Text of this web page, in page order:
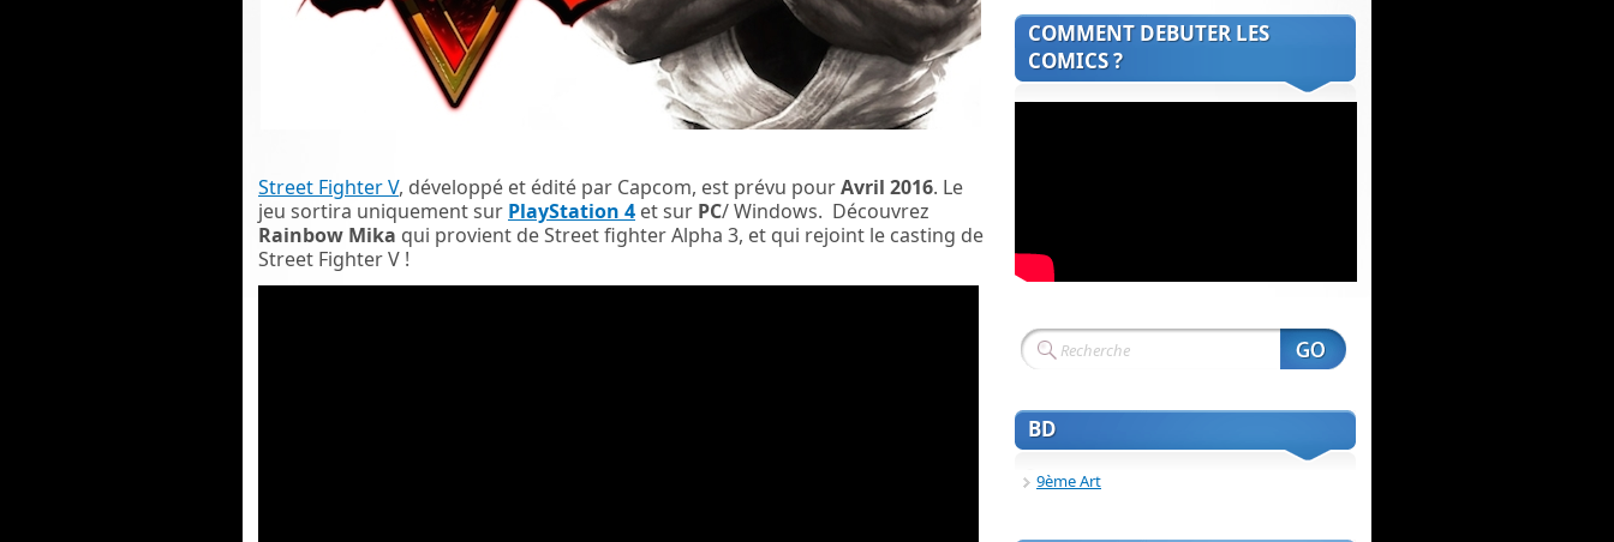
Street Fighter V, développé et édité par Capcom, est prévu pourAvril 2016. Le
jeu sortira uniquement sur PlayStation 4 et sur PC/ Windows. Découvrez
Rainbow Mika qui provient de Street fighter Alpha 3, et qui rejoint le casting de
Street Fighter V !
COMMENT DEBUTER LES
COMICS ?
BD
9ème Art